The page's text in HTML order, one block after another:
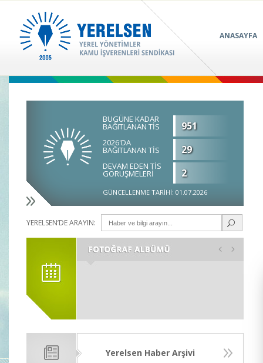
ANASAYFA
BUGÜNE KADAR
BAĞITLANAN TİS 951
2026'DA
BAĞITLANAN TİS 29
DEVAM EDEN TİS
GÖRÜŞMELERİ 2
GÜNCELLENME TARİHİ: 01.07.2026
YERELSEN’DE ARAYIN:
Yerelsen Haber Arşivi